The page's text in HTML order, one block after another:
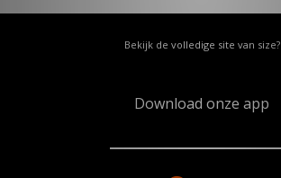
Bekijk de volledige site van size?
Download onze app